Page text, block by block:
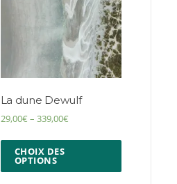
La dune Dewulf
29,00€ – 339,00€
CHOIX DES
OPTIONS